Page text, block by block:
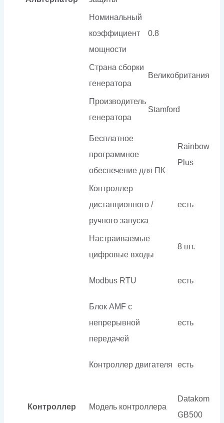
Номинальный
коэффициент
мощности
0.8
Страна сборки
генератора
Великобритания
Производитель
генератора
Stamford
Контроллер
Бесплатное
программное
обеспечение для ПК
Rainbow
Plus
Контроллер
дистанционного /
ручного запуска
есть
Настраиваемые
цифровые входы
8 шт.
Modbus RTU есть
Блок AMF с
непрерывной
передачей
есть
Контроллер двигателя есть
Модель контроллера
Datakom
GB500